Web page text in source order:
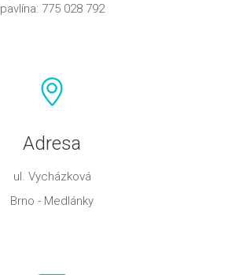
pavlína: 775 028 792
Adresa
ul. Vycházková
Brno - Medlánky